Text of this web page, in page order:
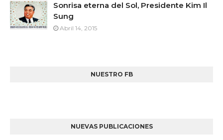
Sonrisa eterna del Sol, Presidente Kim Il
Sung
Abril 14, 2015
NUESTRO FB
NUEVAS PUBLICACIONES